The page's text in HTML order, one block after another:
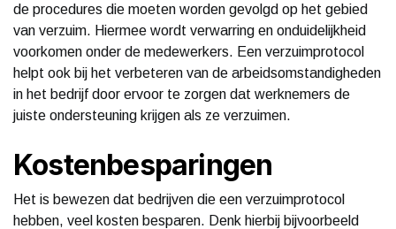
de procedures die moeten worden gevolgd op het gebied
van verzuim. Hiermee wordt verwarring en onduidelijkheid
voorkomen onder de medewerkers. Een verzuimprotocol
helpt ook bij het verbeteren van de arbeidsomstandigheden
in het bedrijf door ervoor te zorgen dat werknemers de
juiste ondersteuning krijgen als ze verzuimen.
Kostenbesparingen
Het is bewezen dat bedrijven die een verzuimprotocol
hebben, veel kosten besparen. Denk hierbij bijvoorbeeld